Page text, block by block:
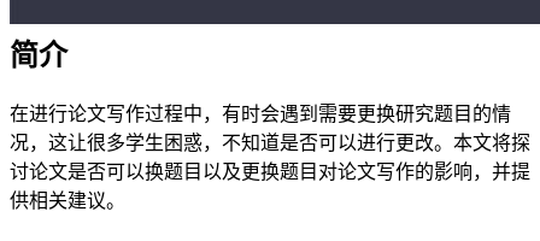
简介
在进行论文写作过程中，有时会遇到需要更换研究题目的情
况，这让很多学生困惑，不知道是否可以进行更改。本文将探
讨论文是否可以换题目以及更换题目对论文写作的影响，并提
供相关建议。